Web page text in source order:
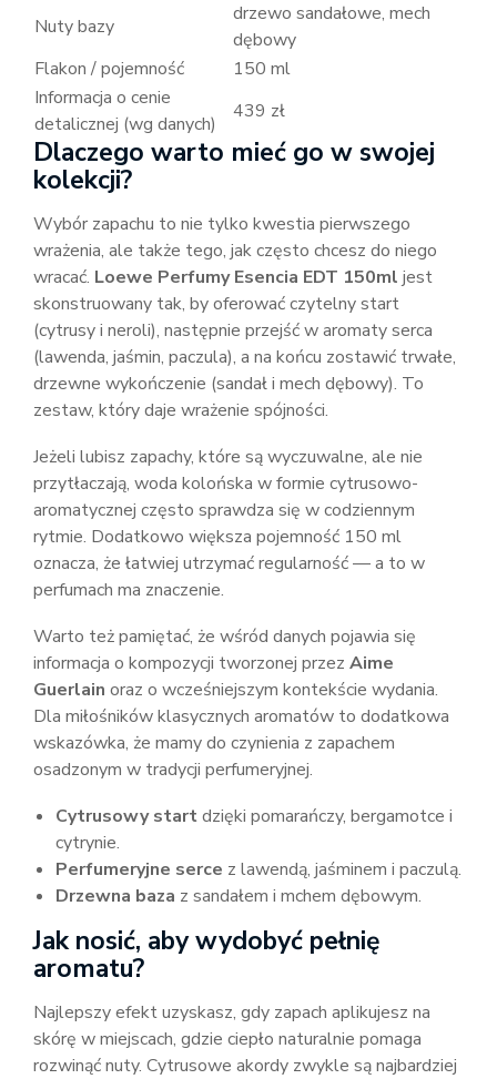
Nuty bazy
drzewo sandałowe, mech
dębowy
Flakon / pojemność
150 ml
Informacja o cenie
detalicznej (wg danych)
439 zł
Dlaczego warto mieć go w swojej
kolekcji?
Wybór zapachu to nie tylko kwestia pierwszego
wrażenia, ale także tego, jak często chcesz do niego
wracać. Loewe Perfumy Esencia EDT 150ml jest
skonstruowany tak, by oferować czytelny start
(cytrusy i neroli), następnie przejść w aromaty serca
(lawenda, jaśmin, paczula), a na końcu zostawić trwałe,
drzewne wykończenie (sandał i mech dębowy). To
zestaw, który daje wrażenie spójności.
Jeżeli lubisz zapachy, które są wyczuwalne, ale nie
przytłaczają, woda kolońska w formie cytrusowo-
aromatycznej często sprawdza się w codziennym
rytmie. Dodatkowo większa pojemność 150 ml
oznacza, że łatwiej utrzymać regularność — a to w
perfumach ma znaczenie.
Warto też pamiętać, że wśród danych pojawia się
informacja o kompozycji tworzonej przez Aime
Guerlain oraz o wcześniejszym kontekście wydania.
Dla miłośników klasycznych aromatów to dodatkowa
wskazówka, że mamy do czynienia z zapachem
osadzonym w tradycji perfumeryjnej.
Cytrusowy startdzięki pomarańczy, bergamotce i
cytrynie.
Perfumeryjne serce z lawendą, jaśminem i paczulą.
Drzewna baza z sandałem i mchem dębowym.
Jak nosić, aby wydobyć pełnię
aromatu?
Najlepszy efekt uzyskasz, gdy zapach aplikujesz na
skórę w miejscach, gdzie ciepło naturalnie pomaga
rozwinąć nuty. Cytrusowe akordy zwykle są najbardziej